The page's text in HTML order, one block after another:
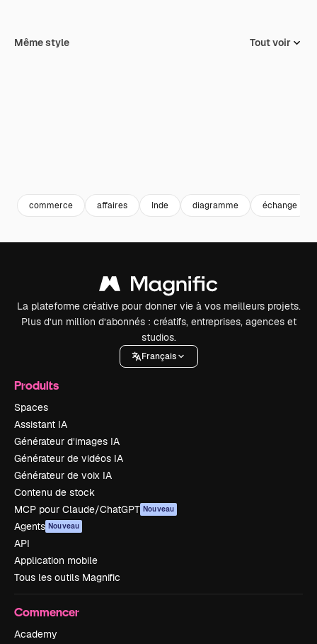
Même style Tout voir
commerce affaires Inde diagramme échange
La plateforme créative pour donner vie à vos meilleurs projets.
Plus d’un million d’abonnés : créatifs, entreprises, agences et
studios.
Français
Produits
Spaces
Assistant IA
Générateur d’images IA
Générateur de vidéos IA
Générateur de voix IA
Contenu de stock
MCP pour Claude/ChatGPT Nouveau
Agents Nouveau
API
Application mobile
Tous les outils Magnific
Commencer
Academy